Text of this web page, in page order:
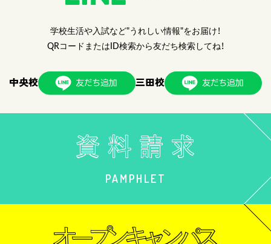
学校生活や入試など"うれしい情報"をお届け！
QRコードまたはID検索から友だち検索してね！
中央校 三田校
PAMPHLET